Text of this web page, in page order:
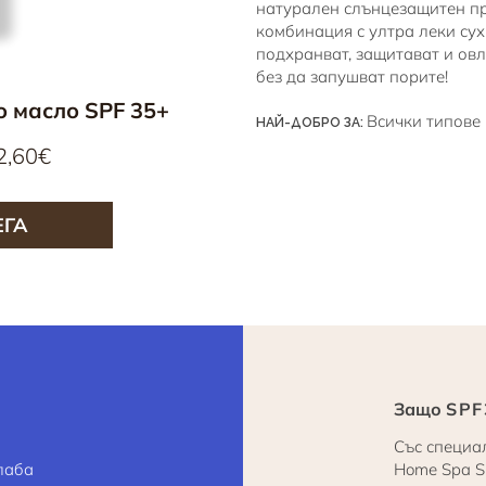
SPF 35+
Продажна
натурален слънцезащитен
комбинация с ултра леки
подхранват, защитават и
без да запушват порите!
НАЙ-ДОБРО ЗА: Всички
Защо
Със
Home Spa